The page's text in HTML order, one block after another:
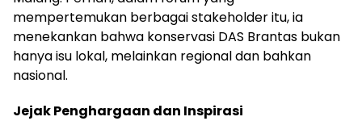
mempertemukan berbagai stakeholder itu, ia
menekankan bahwa konservasi DAS Brantas bukan
hanya isu lokal, melainkan regional dan bahkan
nasional.
Jejak Penghargaan dan Inspirasi